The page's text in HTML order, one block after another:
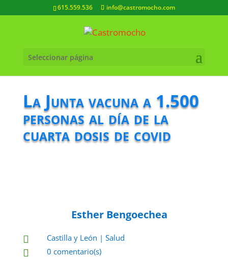
615.559.536 info@castromocho.com
Seleccionar página
La Junta vacuna a 1.500
personas al día de la
cuarta dosis de covid
Esther Bengoechea
 Castilla y León | Salud
 0 comentario(s)